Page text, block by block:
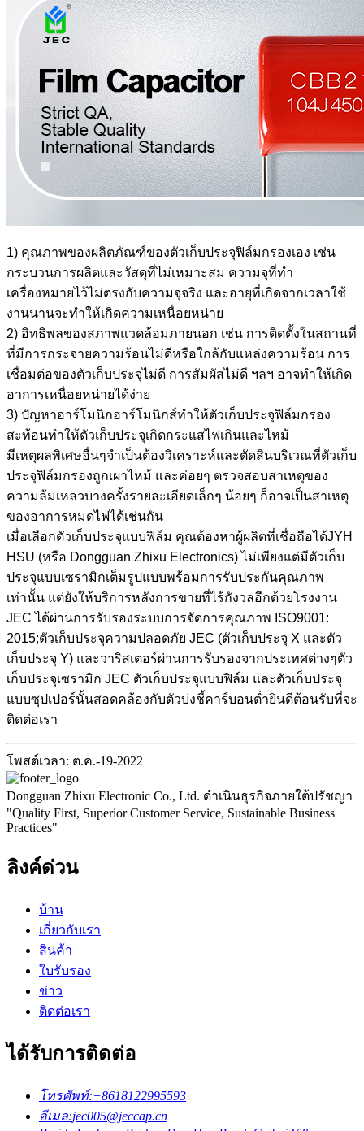
1) คุณภาพของผลิตภัณฑ์ของตัวเก็บประจุฟิล์มกรองเอง เช่น
กระบวนการผลิตและวัสดุที่ไม่เหมาะสม ความจุที่ทำ
เครื่องหมายไว้ไม่ตรงกับความจุจริง และอายุที่เกิดจากเวลาใช้
งานนานจะทำให้เกิดความเหนื่อยหน่าย
2) อิทธิพลของสภาพแวดล้อมภายนอก เช่น การติดตั้งในสถานที่
ที่มีการกระจายความร้อนไม่ดีหรือใกล้กับแหล่งความร้อน การ
เชื่อมต่อของตัวเก็บประจุไม่ดี การสัมผัสไม่ดี ฯลฯ อาจทำให้เกิด
อาการเหนื่อยหน่ายได้ง่าย
3) ปัญหาฮาร์โมนิกฮาร์โมนิกส์ทำให้ตัวเก็บประจุฟิล์มกรอง
สะท้อนทำให้ตัวเก็บประจุเกิดกระแสไฟเกินและไหม้
มีเหตุผลพิเศษอื่นๆจำเป็นต้องวิเคราะห์และตัดสินบริเวณที่ตัวเก็บ
ประจุฟิล์มกรองถูกเผาไหม้ และค่อยๆ ตรวจสอบสาเหตุของ
ความล้มเหลวบางครั้งรายละเอียดเล็กๆ น้อยๆ ก็อาจเป็นสาเหตุ
ของอาการหมดไฟได้เช่นกัน
เมื่อเลือกตัวเก็บประจุแบบฟิล์ม คุณต้องหาผู้ผลิตที่เชื่อถือได้JYH
HSU (หรือ Dongguan Zhixu Electronics) ไม่เพียงแต่มีตัวเก็บ
ประจุแบบเซรามิกเต็มรูปแบบพร้อมการรับประกันคุณภาพ
เท่านั้น แต่ยังให้บริการหลังการขายที่ไร้กังวลอีกด้วยโรงงาน
JEC ได้ผ่านการรับรองระบบการจัดการคุณภาพ ISO9001:
2015;ตัวเก็บประจุความปลอดภัย JEC (ตัวเก็บประจุ X และตัว
เก็บประจุ Y) และวาริสเตอร์ผ่านการรับรองจากประเทศต่างๆตัว
เก็บประจุเซรามิก JEC ตัวเก็บประจุแบบฟิล์ม และตัวเก็บประจุ
แบบซุปเปอร์นั้นสอดคล้องกับตัวบ่งชี้คาร์บอนต่ำยินดีต้อนรับที่จะ
ติดต่อเรา
โพสต์เวลา: ต.ค.-19-2022
Dongguan Zhixu Electronic Co., Ltd. ดำเนินธุรกิจภายใต้ปรัชญา
"Quality First, Superior Customer Service, Sustainable Business
Practices"
ลิงค์ด่วน
บ้าน
เกี่ยวกับเรา
สินค้า
ใบรับรอง
ข่าว
ติดต่อเรา
ได้รับการติดต่อ
โทรศัพท์:+8618122995593
อีเมล:jec005@jeccap.cn